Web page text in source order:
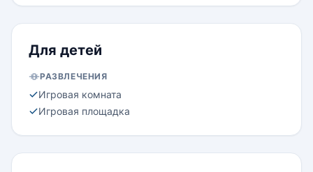
Для детей
РАЗВЛЕЧЕНИЯ
Игровая комната
Игровая площадка